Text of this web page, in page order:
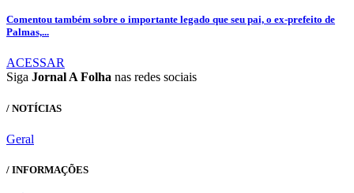
Comentou também sobre o importante legado que seu pai, o ex-prefeito de
Palmas,...
ACESSAR
Siga Jornal A Folha nas redes sociais
/ NOTÍCIAS
Geral
/ INFORMAÇÕES